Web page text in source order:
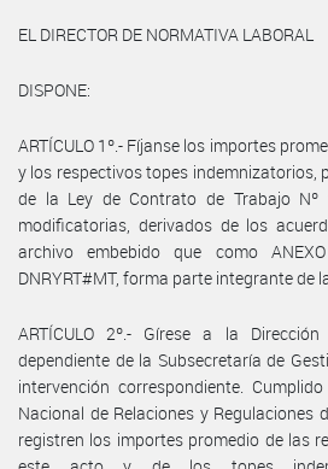
EL DIRECTOR DE NORMATIVA LABORAL
DISPONE:
ARTÍCULO 1º.- Fíjanse los importes
y los respectivos topes indemnizatorios,
de la Ley de Contrato de Trabajo
modificatorias, derivados de los
archivo embebido que como ANEXO
DNRYRT#MT, forma parte integrante de
ARTÍCULO 2º.- Gírese a la
dependiente de la Subsecretaría de
intervención correspondiente.
Nacional de Relaciones y Regulaciones
registren los importes promedio de las